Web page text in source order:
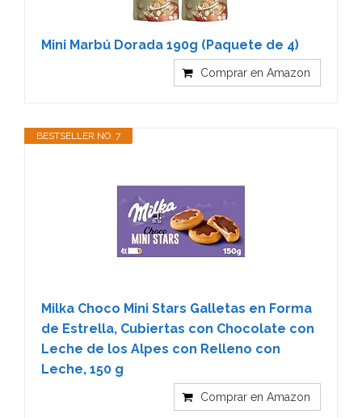
Mini Marbú Dorada 190g (Paquete de 4)
Comprar en Amazon
BESTSELLER NO. 7
Milka Choco Mini Stars Galletas en Forma
de Estrella, Cubiertas con Chocolate con
Leche de los Alpes con Relleno con
Leche, 150 g
Comprar en Amazon